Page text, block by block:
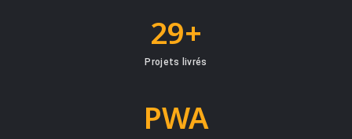
29+
Projets livrés
PWA